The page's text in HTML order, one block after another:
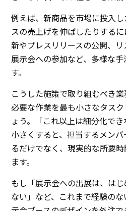
例えば、新商品を市場に投入
スの売上げを伸ばしたりする
新やプレスリリースの公開、リ
展示会への参加など、多様な
す。
こうした施策で取り組むべき
必要な作業を最も小さなタス
ょう。「これ以上は細分化で
小さくすると、担当するメン
るだけでなく、現実的な所要
ます。
もし「展示会への出展は、は
ない」など、これまで経験の